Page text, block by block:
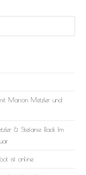
Marion Metzler und
& Stefanie Radi Im
ist online